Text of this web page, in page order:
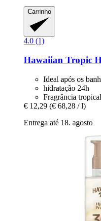
Carrinho
4.0 (1)
Hawaiian Tropic
Ideal após os
hidratação 24h
Fragrância tropical
€ 12,29 (€ 68,28 / l)
Entrega até 18. agosto